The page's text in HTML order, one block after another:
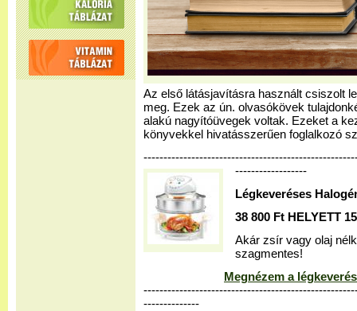
Az első látásjavításra használt csiszolt
meg. Ezek az ún. olvasókövek
alakú nagyítóüvegek voltak. Ezeket a
könyvekkel hivatásszerűen foglalkozó
------------------
Légkeveréses
38 800 Ft HELYETT
Akár zsír vagy olaj
szagmentes!
Megnézem a
--------------